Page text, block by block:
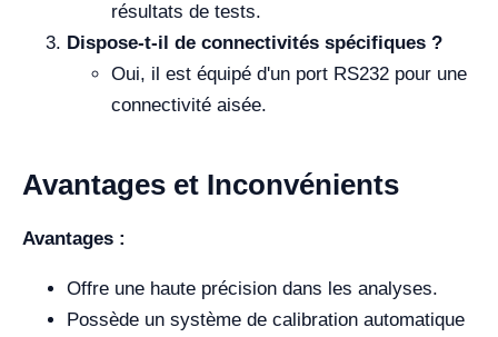
résultats de tests.
Dispose-t-il de connectivités spécifiques ?
Oui, il est équipé d'un port RS232 pour une
connectivité aisée.
Avantages et Inconvénients
Avantages :
Offre une haute précision dans les analyses.
Possède un système de calibration automatique